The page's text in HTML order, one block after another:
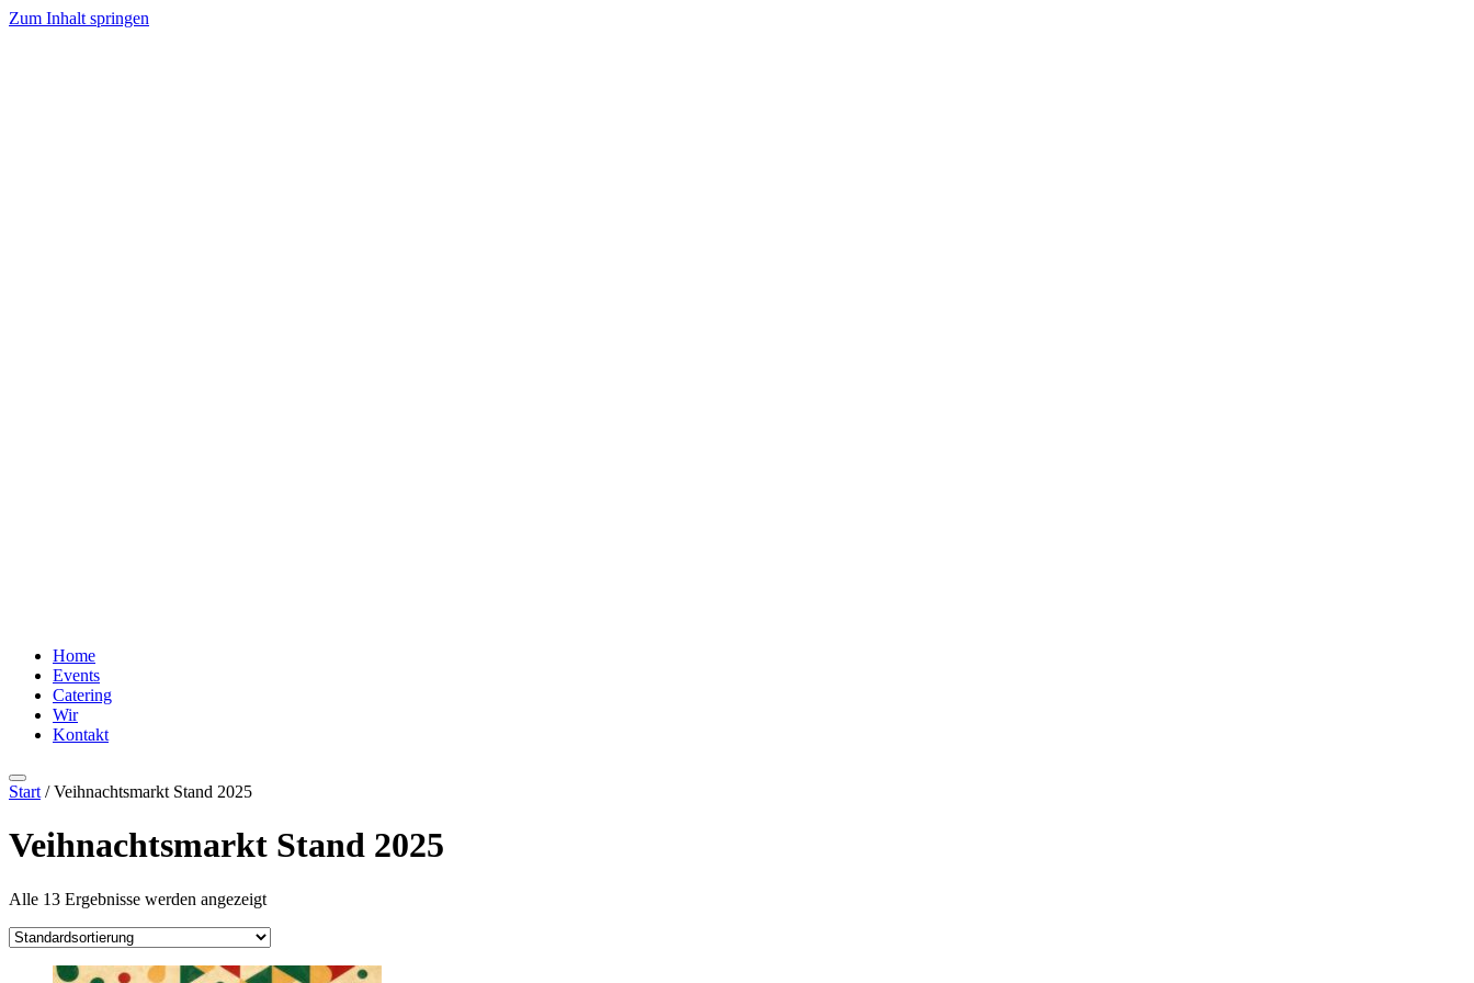
Zum Inhalt springen
Home
Events
Catering
Wir
Kontakt
Start / Veihnachtsmarkt Stand 2025
Veihnachtsmarkt Stand 2025
Alle 13 Ergebnisse werden angezeigt